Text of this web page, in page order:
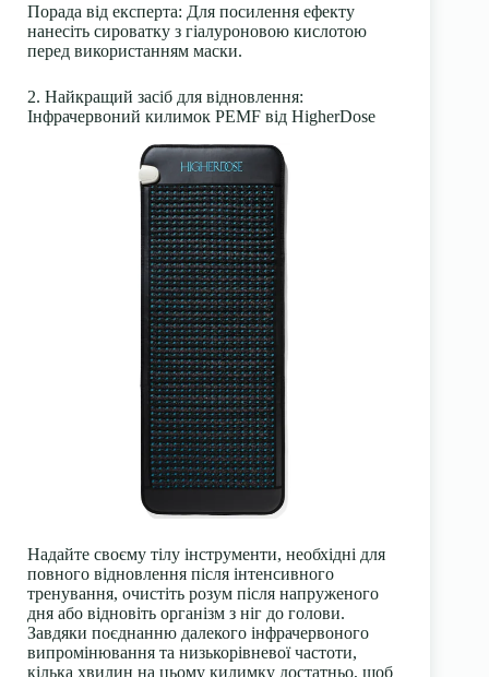
Порада від експерта: Для посилення ефекту
нанесіть сироватку з гіалуроновою кислотою
перед використанням маски.
2. Найкращий засіб для відновлення:
Інфрачервоний килимок PEMF від HigherDose
Надайте своєму тілу інструменти, необхідні для
повного відновлення після інтенсивного
тренування, очистіть розум після напруженого
дня або відновіть організм з ніг до голови.
Завдяки поєднанню далекого інфрачервоного
випромінювання та низькорівневої частоти,
кілька хвилин на цьому килимку достатньо, щоб